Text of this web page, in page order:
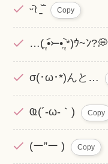
ᵕ᷄≀ ̠˘᷅‬ Copy
…( ૢ•︠⤚•︡ ૢ*)ｳ~ﾝ?💭
σ(･ω･*)んと…
Ҩ(´-ω-｀) Copy
(ー”ー ) Copy